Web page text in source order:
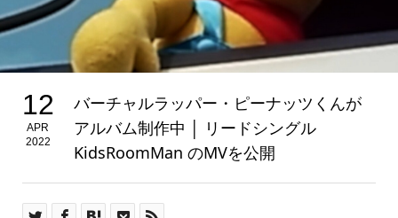
12
APR
2022
バーチャルラッパー・ピーナッツくんが
アルバム制作中 │ リードシングル
KidsRoomMan のMVを公開